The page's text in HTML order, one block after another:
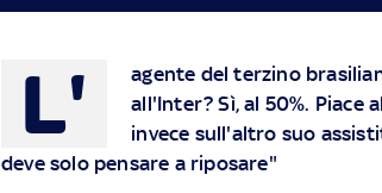
L'
agente del terzino
all'Inter? Sì, al 50%. Piace
invece sull'altro suo
deve solo pensare a riposare"